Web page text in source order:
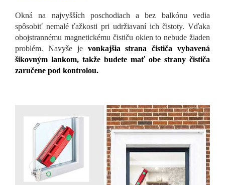
Okná na najvyšších poschodiach a bez balkónu vedia
spôsobiť nemalé ťažkosti pri udržiavaní ich čistoty. Vďaka
obojstrannému magnetickému čističu okien to nebude žiaden
problém. Navyše je vonkajšia strana čističa vybavená
šikovným lankom, takže budete mať obe strany čističa
zaručene pod kontrolou.